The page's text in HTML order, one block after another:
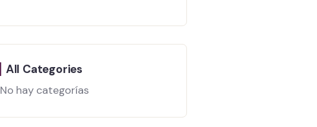
All Categories
No hay categorías